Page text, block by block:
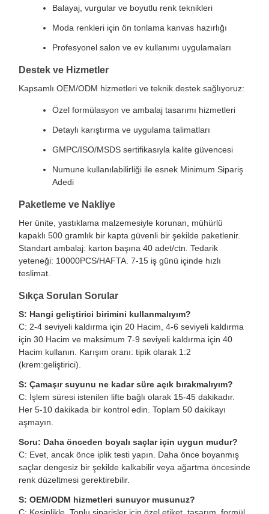
Balayaj, vurgular ve boyutlu renk teknikleri
Moda renkleri için ön tonlama kanvas hazırlığı
Profesyonel salon ve ev kullanımı uygulamaları
Destek ve Hizmetler
Kapsamlı OEM/ODM hizmetleri ve teknik destek sağlıyoruz:
Özel formülasyon ve ambalaj tasarımı hizmetleri
Detaylı karıştırma ve uygulama talimatları
GMPC/ISO/MSDS sertifikasıyla kalite güvencesi
Numune kullanılabilirliği ile esnek Minimum Sipariş
Adedi
Paketleme ve Nakliye
Her ünite, yastıklama malzemesiyle korunan, mühürlü
kapaklı 500 gramlık bir kapta güvenli bir şekilde paketlenir.
Standart ambalaj: karton başına 40 adet/ctn. Tedarik
yeteneği: 10000PCS/HAFTA. 7-15 iş günü içinde hızlı
teslimat.
Sıkça Sorulan Sorular
S: Hangi geliştirici birimini kullanmalıyım?
C: 2-4 seviyeli kaldırma için 20 Hacim, 4-6 seviyeli kaldırma
için 30 Hacim ve maksimum 7-9 seviyeli kaldırma için 40
Hacim kullanın. Karışım oranı: tipik olarak 1:2
(krem:geliştirici).
S: Çamaşır suyunu ne kadar süre açık bırakmalıyım?
C: İşlem süresi istenilen lifte bağlı olarak 15-45 dakikadır.
Her 5-10 dakikada bir kontrol edin. Toplam 50 dakikayı
aşmayın.
Soru: Daha önceden boyalı saçlar için uygun mudur?
C: Evet, ancak önce iplik testi yapın. Daha önce boyanmış
saçlar dengesiz bir şekilde kalkabilir veya ağartma öncesinde
renk düzeltmesi gerektirebilir.
S: OEM/ODM hizmetleri sunuyor musunuz?